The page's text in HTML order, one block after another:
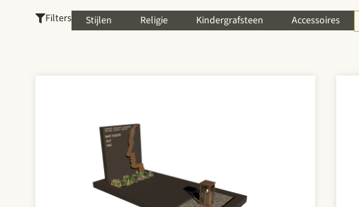
Filters Stijlen Religie Kindergrafsteen Accessoires